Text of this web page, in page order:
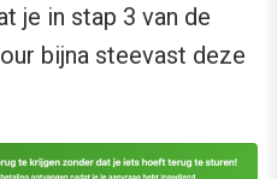
je in stap 3 van de
bijna steevast deze